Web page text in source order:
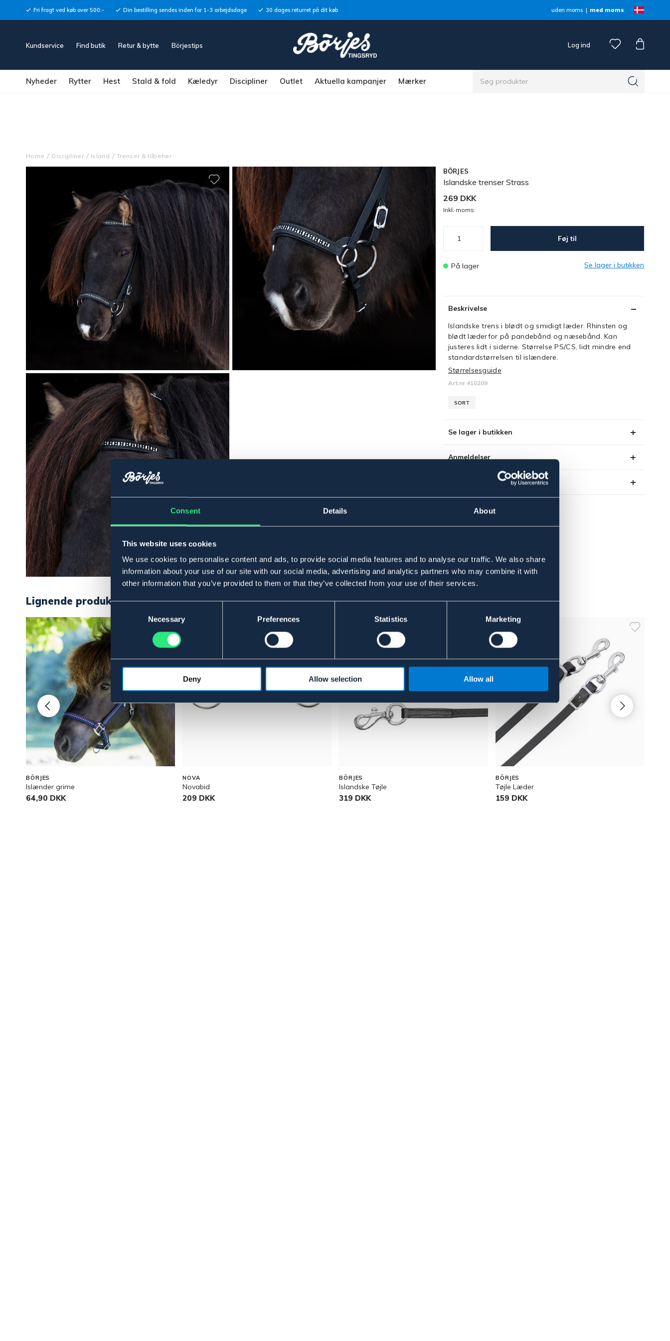
Consent Details About
This website uses cookies
We use cookies to personalise content and ads, to provide social media features and to analyse our traffic. We also share
information about your use of our site with our social media, advertising and analytics partners who may combine it with
other information that you’ve provided to them or that they’ve collected from your use of their services.
Consent
Selection
Necessary Preferences Statistics Marketing
Deny Allow selection Allow all
StørrelsesguideFri fragt ved køb over 500:- Din bestilling sendes inden for 1-3 arbejdsdage 30 dages returret på dit køb uden moms med moms
Kundservice Find butik Retur & bytte Börjestips Log ind
Nyheder Rytter Hest Stald & fold Kæledyr Discipliner Outlet Aktuella kampanjer Mærker
Home Discipliner Island Trenser & tilbehør
BÖRJES
Islandske trenser Strass
269 DKK
Inkl. moms:
Føj til
På lager Se lager i butikken
Beskrivelse
Islandske trens i blødt og smidigt læder. Rhinsten og
blødt læderfor på pandebånd og næsebånd. Kan
justeres lidt i siderne. Størrelse PS/CS, lidt mindre end
standardstørrelsen til islændere.
Størrelsesguide
Art.nr 410209
SORT
Se lager i butikken
Anmeldelser
About the brand
Lignende produkter
BÖRJES
Islænder grime
64,90 DKK
NOVA
Novabid
209 DKK
BÖRJES
Islandske Tøjle
319 DKK
BÖRJES
Tøjle Læder
159 DKK